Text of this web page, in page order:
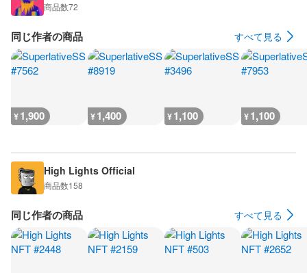
商品数72
同じ作者の商品 すべて見る
¥1,900 ¥1,400 ¥1,100 ¥1,100
High Lights Official
商品数158
同じ作者の商品 すべて見る